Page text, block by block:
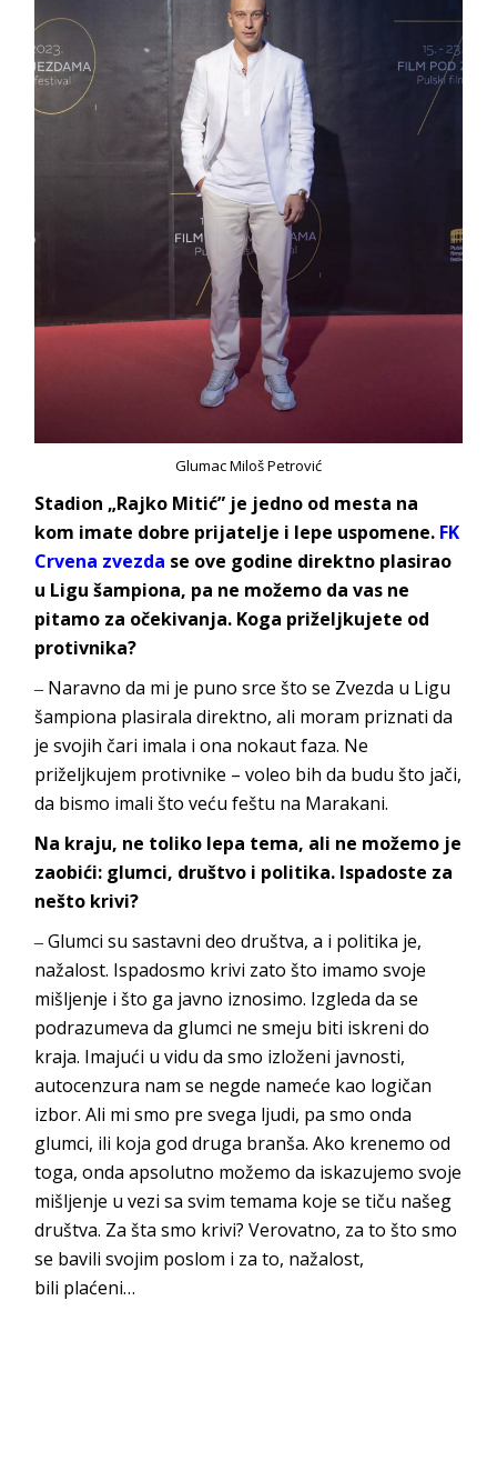
Glumac Miloš Petrović
Stadion „Rajko Mitić” je jedno od mesta na
kom imate dobre prijatelje i lepe uspomene. FK
Crvena zvezda se ove godine direktno plasirao
u Ligu šampiona, pa ne možemo da vas ne
pitamo za očekivanja. Koga priželjkujete od
protivnika?
‒ Naravno da mi je puno srce što se Zvezda u Ligu
šampiona plasirala direktno, ali moram priznati da
je svojih čari imala i ona nokaut faza. Ne
priželjkujem protivnike – voleo bih da budu što jači,
da bismo imali što veću feštu na Marakani.
Na kraju, ne toliko lepa tema, ali ne možemo je
zaobići: glumci, društvo i politika. Ispadoste za
nešto krivi?
‒ Glumci su sastavni deo društva, a i politika je,
nažalost. Ispadosmo krivi zato što imamo svoje
mišljenje i što ga javno iznosimo. Izgleda da se
podrazumeva da glumci ne smeju biti iskreni do
kraja. Imajući u vidu da smo izloženi javnosti,
autocenzura nam se negde nameće kao logičan
izbor. Ali mi smo pre svega ljudi, pa smo onda
glumci, ili koja god druga branša. Ako krenemo od
toga, onda apsolutno možemo da iskazujemo svoje
mišljenje u vezi sa svim temama koje se tiču našeg
društva. Za šta smo krivi? Verovatno, za to što smo
se bavili svojim poslom i za to, nažalost,
bili plaćeni…